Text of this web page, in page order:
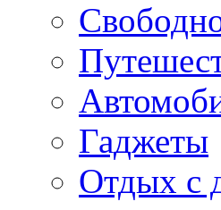
Гаджеты
Отдых с